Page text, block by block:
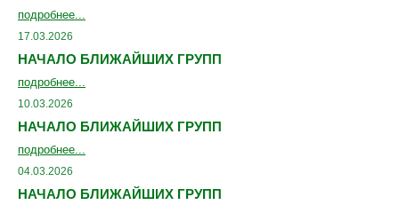
подробнее...
17.03.2026
НАЧАЛО БЛИЖАЙШИХ ГРУПП
подробнее...
10.03.2026
НАЧАЛО БЛИЖАЙШИХ ГРУПП
подробнее...
04.03.2026
НАЧАЛО БЛИЖАЙШИХ ГРУПП